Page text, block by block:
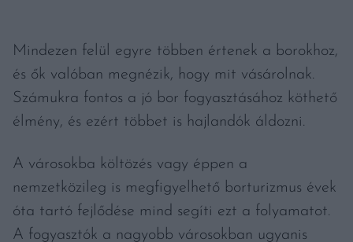
Mindezen felül egyre többen értenek a borokhoz,
és ők valóban megnézik, hogy mit vásárolnak.
Számukra fontos a jó bor fogyasztásához köthető
élmény, és ezért többet is hajlandók áldozni.
A városokba költözés vagy éppen a
nemzetközileg is megfigyelhető borturizmus évek
óta tartó fejlődése mind segíti ezt a folyamatot.
A fogyasztók a nagyobb városokban ugyanis